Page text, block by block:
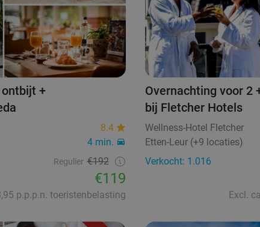
ontbijt +
8.4
4 min.
Regulier €192
€119
p.p.p.n. toeristenbelasting
Overnachting voor 2
bij Fletcher Hotels
Wellness-Hotel Fletcher
Etten-Leur (+9 locaties)
Verkocht: 1.016
Excl.